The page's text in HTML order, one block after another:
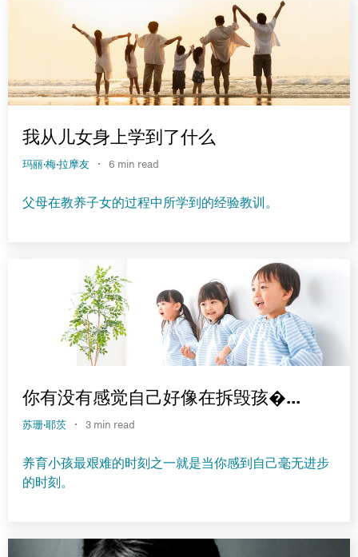
我从儿女身上学到了什么
玛丽·梅·拉摩友 · 6 min read
父母在教养子女的过程中所学到的经验教训。
你有没有感觉自己好像在拆毁孩�...
苏珊·耶茨 · 3 min read
养育小孩最艰难的时刻之一就是当你感到自己毫无进步
的时刻。